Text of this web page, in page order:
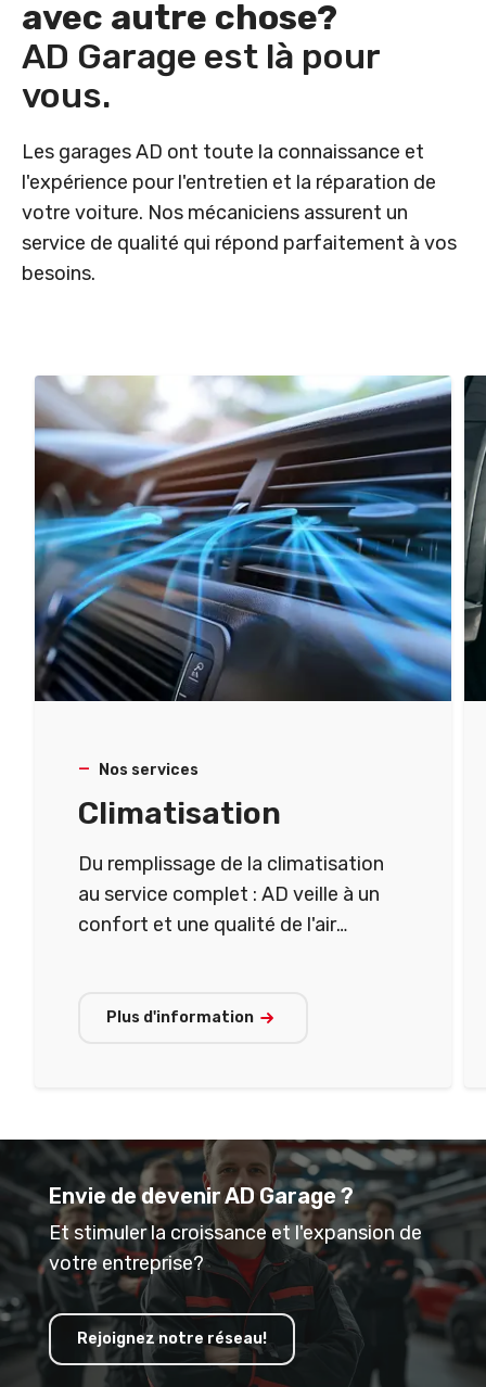
avec autre chose?
AD Garage est là pour
vous.
Les garages AD ont toute la connaissance et
l'expérience pour l'entretien et la réparation de
votre voiture. Nos mécaniciens assurent un
service de qualité qui répond parfaitement à vos
besoins.
Nos services
Climatisation
Du remplissage de la climatisation
au service complet : AD veille à un
confort et une qualité de l'air
Plus d'information
Envie de devenir AD Garage ?
Et stimuler la croissance et l'expansion de
votre entreprise?
Rejoignez notre réseau!